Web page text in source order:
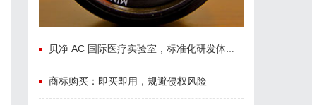
贝净 AC 国际医疗实验室，标准化研发体系全解析
商标购买：即买即用，规避侵权风险